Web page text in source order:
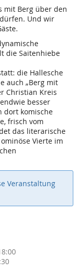
mit Berg über den
Und wir
die Saitenhiebe
die Hallesche
auch „Berg mit
Christian Kreis
besser
dort komische
frisch vom
das literarische
Vierte im
Veranstaltung